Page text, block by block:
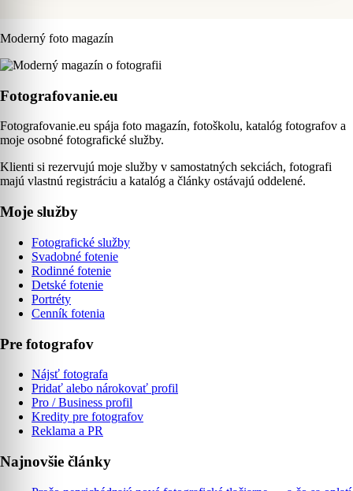
Moderný foto magazín
Fotografovanie.eu
Fotografovanie.eu spája foto magazín, fotoškolu, katalóg fotografov a
moje osobné fotografické služby.
Klienti si rezervujú moje služby v samostatných sekciách, fotografi
majú vlastnú registráciu a katalóg a články ostávajú oddelené.
Moje služby
Fotografické služby
Svadobné fotenie
Rodinné fotenie
Detské fotenie
Portréty
Cenník fotenia
Pre fotografov
Nájsť fotografa
Pridať alebo nárokovať profil
Pro / Business profil
Kredity pre fotografov
Reklama a PR
Najnovšie články